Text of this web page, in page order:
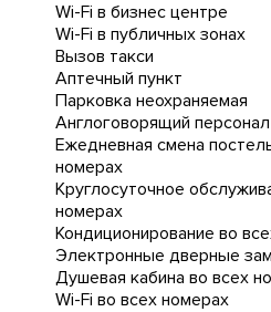
Wi-Fi в бизнес центре
Wi-Fi в публичных зонах
Вызов такси
Аптечный пункт
Парковка неохраняемая
Англоговорящий персонал
Ежедневная cмена
номерах
Круглосуточное
номерах
Кондиционирование во
Электронные дверные
Душевая кабина во всех
Wi-Fi во всех номерах